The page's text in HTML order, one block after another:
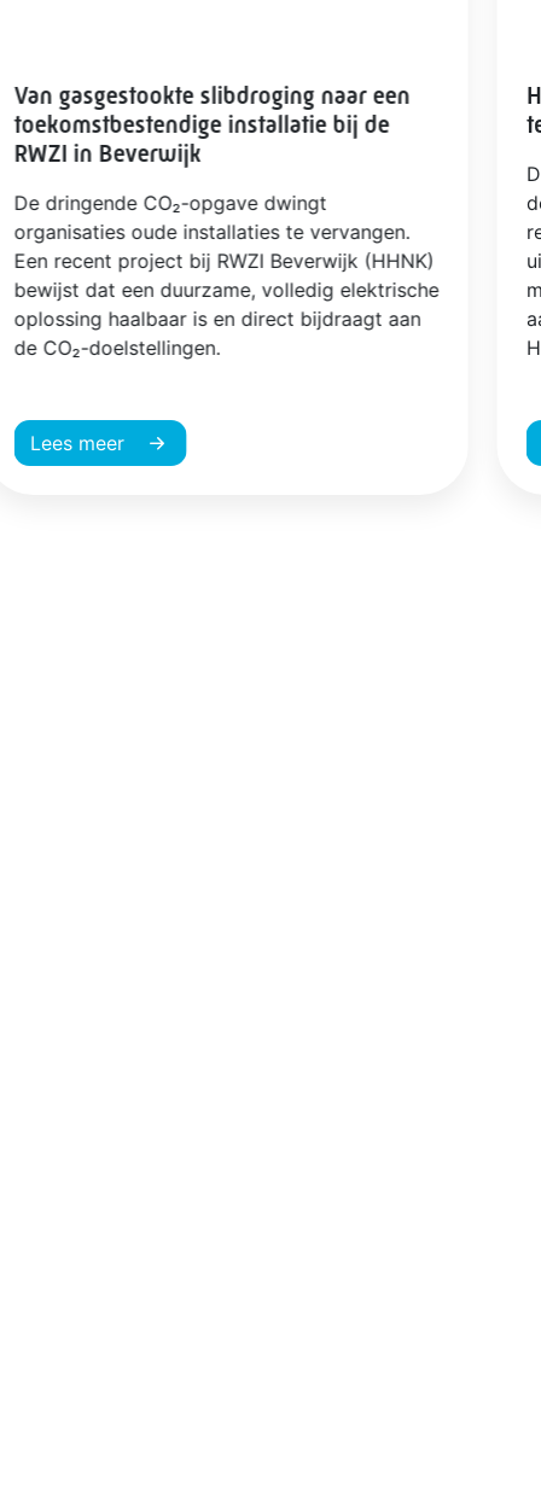
Van gasgestookte slibdroging naar een
toekomstbestendige installatie bij de
RWZI in Beverwijk
De dringende CO₂-opgave dwingt
organisaties oude installaties te vervangen.
Een recent project bij RWZI Beverwijk (HHNK)
bewijst dat een duurzame, volledig elektrische
oplossing haalbaar is en direct bijdraagt aan
de CO₂-doelstellingen.
Lees meer